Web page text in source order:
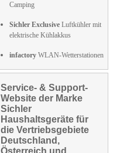
Camping
Sichler Exclusive Luftkühler mit
elektrische Kühlakkus
infactory WLAN-Wetterstationen
Service- & Support-
Website der Marke
Sichler
Haushaltsgeräte für
die Vertriebsgebiete
Deutschland,
Österreich und